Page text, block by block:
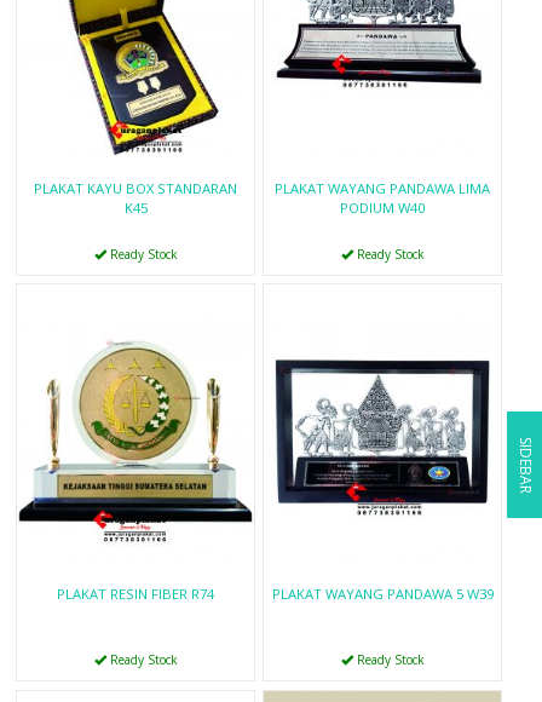
PLAKAT KAYU BOX STANDARAN
K45
Ready Stock
PLAKAT WAYANG PANDAWA LIMA
PODIUM W40
Ready Stock
PLAKAT RESIN FIBER R74
Ready Stock
PLAKAT WAYANG PANDAWA 5 W39
Ready Stock
SIDEBAR